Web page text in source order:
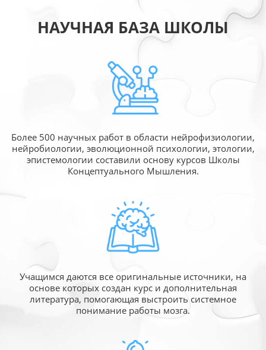
НАУЧНАЯ БАЗА ШКОЛЫ
Более 500 научных работ в области нейрофизиологии,
нейробиологии, эволюционной психологии, этологии,
эпистемологии составили основу курсов Школы
Концептуального Мышления.
Учащимся даются все оригинальные источники, на
основе которых создан курс и дополнительная
литература, помогающая выстроить системное
понимание работы мозга.